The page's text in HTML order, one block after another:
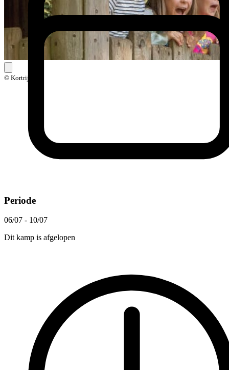
© Kortrijk
Periode
06/07 - 10/07
Dit kamp is afgelopen